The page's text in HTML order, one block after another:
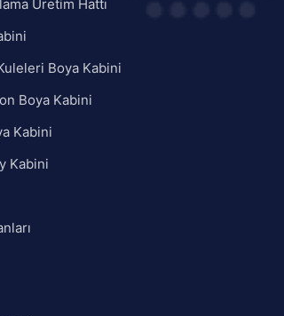
Üretim Hattı
Boya Kabini
Boya Kabini
Kabini
Kabini